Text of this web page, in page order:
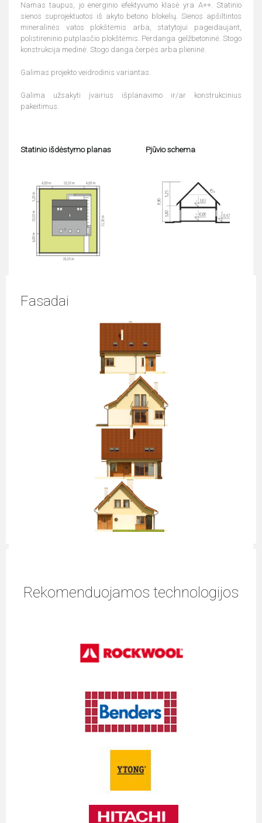
Namas taupus, jo energinio efektyvumo klasė yra A++. Statinio
sienos suprojektuotos iš akyto betono blokelių. Sienos apšiltintos
mineralinės vatos plokštėmis arba, statytojui pageidaujant,
polistireninio putplasčio plokštėmis. Perdanga gelžbetoninė. Stogo
konstrukcija medinė. Stogo danga čerpės arba plieninė.
Galimas projekto veidrodinis variantas.
Galima užsakyti įvairius išplanavimo ir/ar konstrukcinius
pakeitimus.
Statinio išdėstymo planas Pjūvio schema
Fasadai
Rekomenduojamos technologijos